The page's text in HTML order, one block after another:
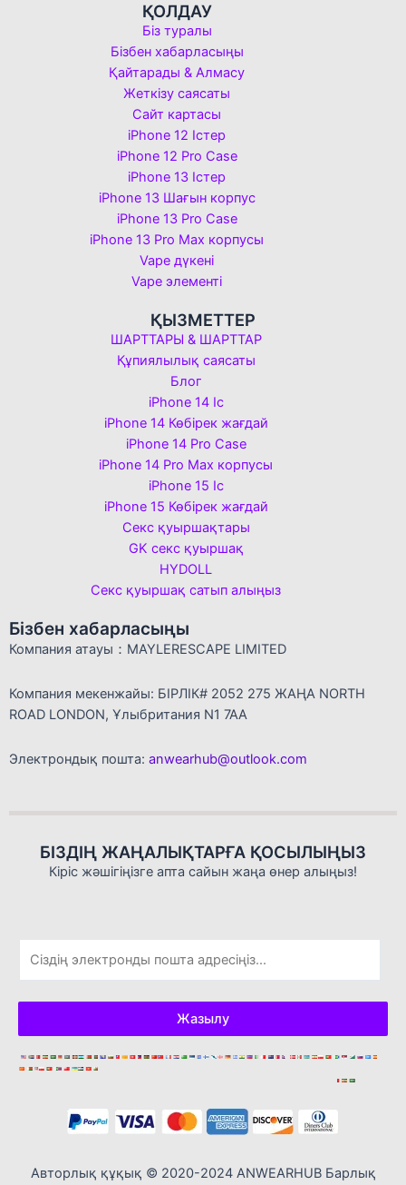
ҚОЛДАУ
Біз туралы
Бізбен хабарласыңы
Қайтарады & Алмасу
Жеткізу саясаты
Сайт картасы
iPhone 12 Істер
iPhone 12 Pro Case
iPhone 13 Істер
iPhone 13 Шағын корпус
iPhone 13 Pro Case
iPhone 13 Pro Max корпусы
Vape дүкені
Vape элементі
ҚЫЗМЕТТЕР
ШАРТТАРЫ & ШАРТТАР
Құпиялылық саясаты
Блог
iPhone 14 Іс
iPhone 14 Көбірек жағдай
iPhone 14 Pro Case
iPhone 14 Pro Max корпусы
iPhone 15 Іс
iPhone 15 Көбірек жағдай
Секс қуыршақтары
GK секс қуыршақ
HYDOLL
Секс қуыршақ сатып алыңыз
Бізбен хабарласыңы
Компания атауы：MAYLERESCAPE LIMITED
Компания мекенжайы: БІРЛІК# 2052 275 ЖАҢА NORTH
ROAD LONDON, Ұлыбритания N1 7AA
Электрондық пошта: anwearhub@outlook.com
БІЗДІҢ ЖАҢАЛЫҚТАРҒА ҚОСЫЛЫҢЫЗ
Кіріс жәшігіңізге апта сайын жаңа өнер алыңыз!
т
р
о
Жазылу
Авторлық құқық © 2020-2024 ANWEARHUB Барлық